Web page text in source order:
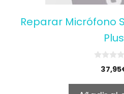
Reparar Micrófono
Plus
37,95